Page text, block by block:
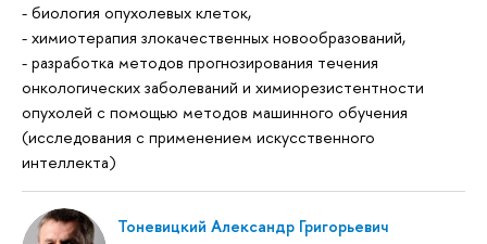
- биология опухолевых клеток,
- химиотерапия злокачественных новообразований,
- разработка методов прогнозирования течения
онкологических заболеваний и химиорезистентности
опухолей с помощью методов машинного обучения
(исследования с применением искусственного
интеллекта)
Тоневицкий Александр Григорьевич